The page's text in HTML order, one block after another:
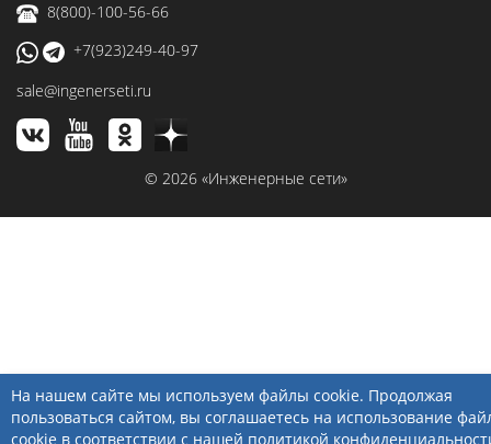
8(800)-100-56-66
+7(923)249-40-97
sale@ingenerseti.ru
© 2026 «Инженерные сети»
На нашем сайте мы используем файлы cookie. Продолжая
пользоваться сайтом, вы соглашаетесь на использование
cookie в соответствии с нашей политикой